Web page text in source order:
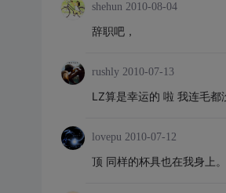
shehun 2010-08-04
辞职吧，
rushly 2010-07-13
LZ算是幸运的 啦 我连毛都
lovepu 2010-07-12
顶 同样的杯具也在我身上。